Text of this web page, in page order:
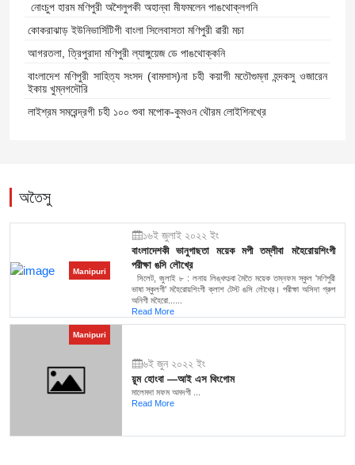
নোংচুপ হারম মণিপুরী অশৈলুপকী অহান্বা মীফমলেন পাঙথোক্লগনি
কোকরাঝাড় ইউনিভার্সিটিগী বাংলা সিলেবাসতা মণিপুরী ৱারী মচা
আগরতলা, ত্রিপুরাদা মণিপুরী ল্যাঙ্গুয়েজ ডে পাঙথোক্কনি
বাংলাদেশ মণিপুরী সাহিত্য সংসদ (বামসাস)না চহী কয়াগী মতৌগুম্না হন্দকসু ওজারেন
ইকায় খুম্নগদৌরি
লাইশ্রম সমরেন্দ্রগী চহী ১০০ শুবা মপোক-কুমওন থৌরম লোইশিনখ্রে
অতৈসু
Manipuri
১৬ই জুলাই ২০২২ ইং
বাংলাদেশকী ভানুগাছতা ময়েক মপী তম্লীবা মহৈরোয়শিংগী
পরীক্ষা ঙসি লৌখ্রে
সিলেট, জুলাই ৮ : লনায় লিঙ্খৎচবা মৈতৈ ময়েক তম্নফম স্কুল 'মণিপুরী
ভাষা স্কুলগী' মহৈরোয়শিংগী ক্লাশ টেস্ট ঙসি লৌখ্রে। পরীক্ষা অসিদা গ্রুপ
অনিগী মহৈরো......
Read More
Manipuri
৬ই জুন ২০২২ ইং
য়ূম হোংবা —আই এস থিংগোম
মালেমদা মফম অমদগী ...
Read More